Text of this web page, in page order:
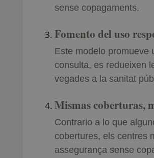
sense copagaments.
Fomento del uso
Este modelo promueve
consulta, es redueixen
vegades a la sanitat
Mismas coberturas,
Contrario a lo que
cobertures, els centres
assegurança sense